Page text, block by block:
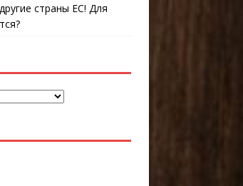
страны ЕС! Для